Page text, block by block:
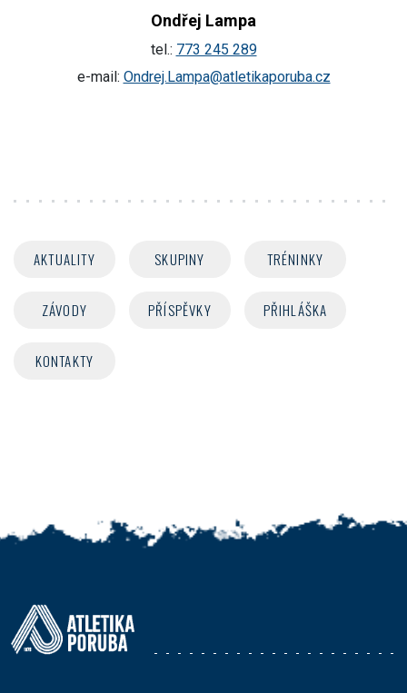
Ondřej Lampa
tel.: 773 245 289
e-mail: Ondrej.Lampa@atletikaporuba.cz
AKTUALITY SKUPINY TRÉNINKY
ZÁVODY PŘÍSPĚVKY PŘIHLÁŠKA
KONTAKTY